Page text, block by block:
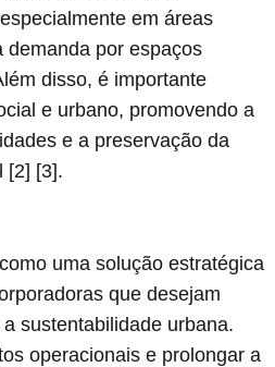
em áreas
demanda por espaços
disso, é importante
e urbano, promovendo a
e a preservação da
[2] [3].
uma solução estratégica
que desejam
sustentabilidade urbana.
operacionais e prolongar a